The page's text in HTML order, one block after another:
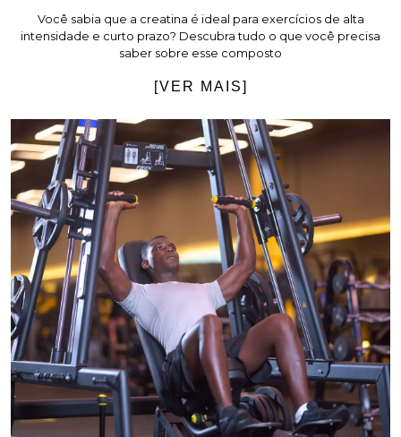
Você sabia que a creatina é ideal para exercícios de alta
intensidade e curto prazo? Descubra tudo o que você precisa
saber sobre esse composto
[VER MAIS]